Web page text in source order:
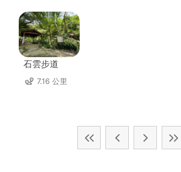
石雲步道
7.16 公里